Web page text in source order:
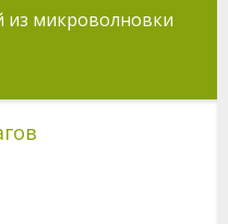
из микроволновки